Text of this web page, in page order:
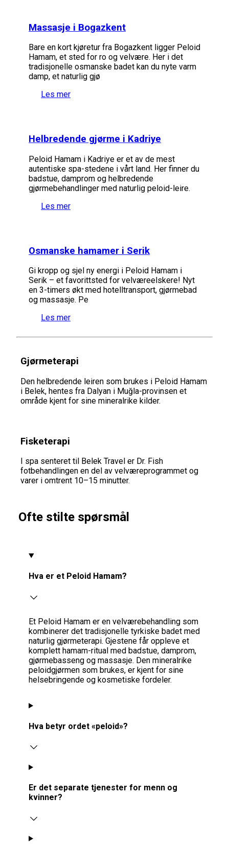
Massasje i Bogazkent
Bare en kort kjøretur fra Bogazkent ligger Peloid
Hamam, et sted for ro og velvære. Her i det
tradisjonelle osmanske badet kan du nyte varm
damp, et naturlig gjø
Les mer
Helbredende gjørme i Kadriye
Peloid Hamam i Kadriye er et av de mest
autentiske spa-stedene i vårt land. Her finner du
badstue, damprom og helbredende
gjørmebehandlinger med naturlig peloid-leire.
Les mer
Osmanske hamamer i Serik
Gi kropp og sjel ny energi i Peloid Hamam i
Serik – et favorittsted for velværeelskere! Nyt
en 3-timers økt med hotelltransport, gjørmebad
og massasje. Pe
Les mer
Gjørmeterapi
Den helbredende leiren som brukes i Peloid Hamam
i Belek, hentes fra Dalyan i Muğla-provinsen et
område kjent for sine mineralrike kilder.
Fisketerapi
I spa senteret til Belek Travel er Dr. Fish
fotbehandlingen en del av velværeprogrammet og
varer i omtrent 10–15 minutter.
Ofte stilte spørsmål
Hva er et Peloid Hamam?
Et Peloid Hamam er en velværebehandling som
kombinerer det tradisjonelle tyrkiske badet med
naturlig gjørmeterapi. Gjestene får oppleve et
komplett hamam-ritual med badstue, damprom,
gjørmebasseng og massasje. Den mineralrike
peloidgjørmen som brukes, er kjent for sine
helsebringende og kosmetiske fordeler.
Hva betyr ordet «peloid»?
Er det separate tjenester for menn og
kvinner?